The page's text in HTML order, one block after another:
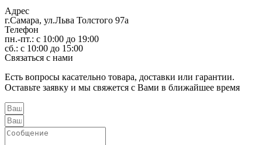
Адрес
г.Самара, ул.Льва Толстого 97а
Телефон
пн.-пт.: с 10:00 до 19:00
сб.: с 10:00 до 15:00
Связаться с нами
Есть вопросы касательно товара, доставки или гарантии.
Оставьте заявку и мы свяжется с Вами в ближайшее время